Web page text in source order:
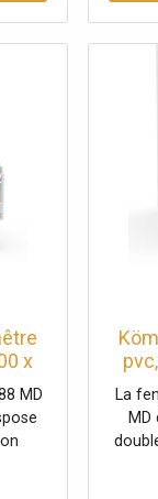
x
fixe,
MD
3
500
La
6